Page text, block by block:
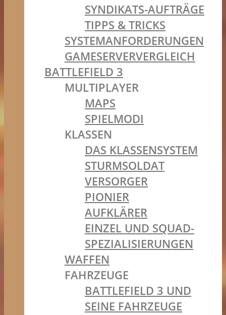
SYNDIKATS-AUFTRÄGE
TIPPS & TRICKS
SYSTEMANFORDERUNGEN
GAMESERVERVERGLEICH
BATTLEFIELD 3
MULTIPLAYER
MAPS
SPIELMODI
KLASSEN
DAS KLASSENSYSTEM
STURMSOLDAT
VERSORGER
PIONIER
AUFKLÄRER
EINZEL UND SQUAD-
SPEZIALISIERUNGEN
WAFFEN
FAHRZEUGE
BATTLEFIELD 3 UND
SEINE FAHRZEUGE